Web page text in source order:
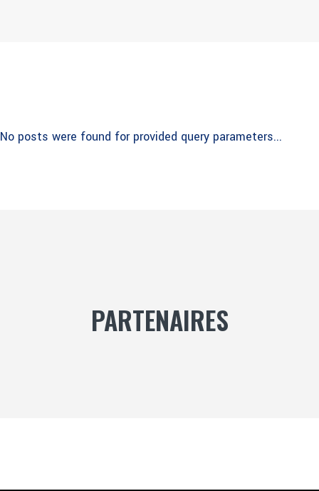
No posts were found for provided query parameters...
PARTENAIRES